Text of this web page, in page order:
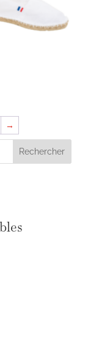
→
Rechercher